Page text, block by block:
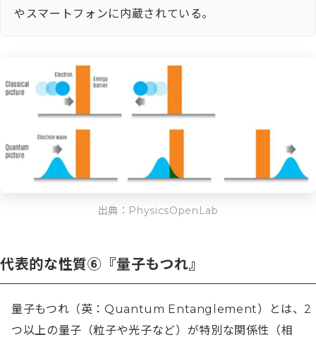
やスマートフォンに内蔵されている。
出典：PhysicsOpenLab
代表的な性質⑥『量子もつれ』
量子もつれ（英：Quantum Entanglement）とは、2
つ以上の量子（粒子や光子など）が特別な関係性（相